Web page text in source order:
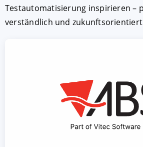
Testautomatisierung inspirieren –
verständlich und